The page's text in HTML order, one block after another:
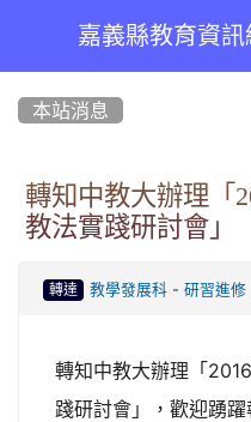
嘉義縣教育資訊
本站消息
轉知中教大辦理「
教法實踐研討會」
轉達 教學發展科- 研習進修
轉知中教大辦理「
踐研討會」，歡迎踴躍